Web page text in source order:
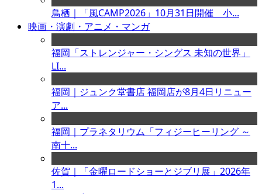
鳥栖｜「風CAMP2026」10月31日開催 小...
映画・演劇・アニメ・マンガ
福岡「ストレンジャー・シングス 未知の世界」
LI...
福岡｜ジュンク堂書店 福岡店が8月4日リニュー
ア...
福岡｜プラネタリウム「フィジーヒーリング ～
南十...
佐賀｜「金曜ロードショーとジブリ展」2026年
1...